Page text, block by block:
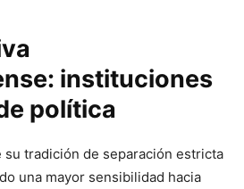
instituciones
política
su tradición de separación estricta
una mayor sensibilidad hacia